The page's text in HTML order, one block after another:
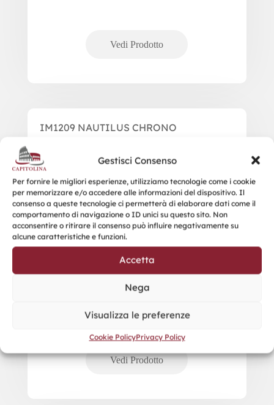
Gestisci Consenso
Per fornire le migliori esperienze, utilizziamo tecnologie come i cookie
per memorizzare e/o accedere alle informazioni del dispositivo. Il
consenso a queste tecnologie ci permetterà di elaborare dati come il
comportamento di navigazione o ID unici su questo sito. Non
acconsentire o ritirare il consenso può influire negativamente su
alcune caratteristiche e funzioni.
Accetta
Nega
Visualizza le preferenze
Cookie PolicyPrivacy Policy
IM1209 NAUTILUS CHRONO